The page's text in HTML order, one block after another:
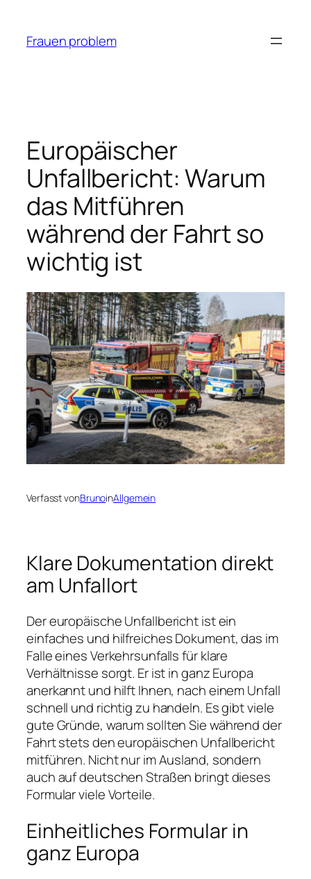
springen
Frauen problem
Europäischer
Unfallbericht: Warum
das Mitführen
während der Fahrt so
wichtig ist
Verfasst vonBrunoinAllgemein
Klare Dokumentation direkt
am Unfallort
Der europäische Unfallbericht ist ein
einfaches und hilfreiches Dokument, das im
Falle eines Verkehrsunfalls für klare
Verhältnisse sorgt. Er ist in ganz Europa
anerkannt und hilft Ihnen, nach einem Unfall
schnell und richtig zu handeln. Es gibt viele
gute Gründe, warum sollten Sie während der
Fahrt stets den europäischen Unfallbericht
mitführen. Nicht nur im Ausland, sondern
auch auf deutschen Straßen bringt dieses
Formular viele Vorteile.
Einheitliches Formular in
ganz Europa